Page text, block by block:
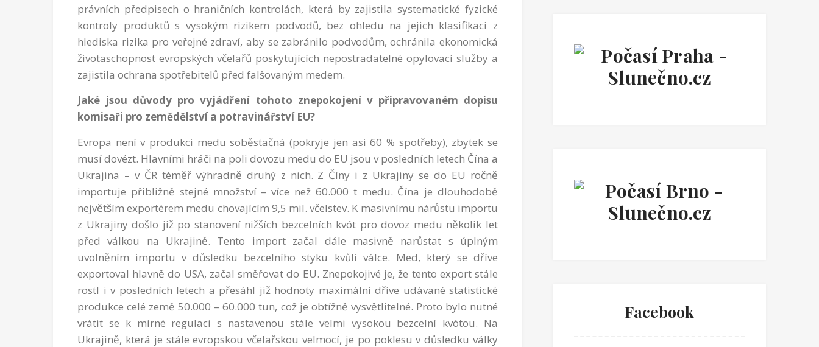
právních předpisech o hraničních kontrolách, která by zajistila systematické fyzické
kontroly produktů s vysokým rizikem podvodů, bez ohledu na jejich klasifikaci z
hlediska rizika pro veřejné zdraví, aby se zabránilo podvodům, ochránila ekonomická
životaschopnost evropských včelařů poskytujících nepostradatelné opylovací služby a
zajistila ochrana spotřebitelů před falšovaným medem.
Jaké jsou důvody pro vyjádření tohoto znepokojení v připravovaném dopisu
komisaři pro zemědělství a potravinářství EU?
Evropa není v produkci medu soběstačná (pokryje jen asi 60 % spotřeby), zbytek se
musí dovézt. Hlavními hráči na poli dovozu medu do EU jsou v posledních letech Čína a
Ukrajina – v ČR téměř výhradně druhý z nich. Z Číny i z Ukrajiny se do EU ročně
importuje přibližně stejné množství – více než 60.000 t medu. Čína je dlouhodobě
největším exportérem medu chovajícím 9,5 mil. včelstev. K masivnímu nárůstu importu
z Ukrajiny došlo již po stanovení nižších bezcelních kvót pro dovoz medu několik let
před válkou na Ukrajině. Tento import začal dále masivně narůstat s úplným
uvolněním importu v důsledku bezcelního styku kvůli válce. Med, který se dříve
exportoval hlavně do USA, začal směřovat do EU. Znepokojivé je, že tento export stále
rostl i v posledních letech a přesáhl již hodnoty maximální dříve udávané statistické
produkce celé země 50.000 – 60.000 tun, což je obtížně vysvětlitelné. Proto bylo nutné
vrátit se k mírné regulaci s nastavenou stále velmi vysokou bezcelní kvótou. Na
Ukrajině, která je stále evropskou včelařskou velmocí, je po poklesu v důsledku války
Facebook